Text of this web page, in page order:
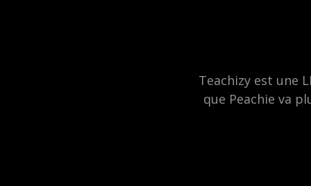
Teachizy est une
que Peachie va